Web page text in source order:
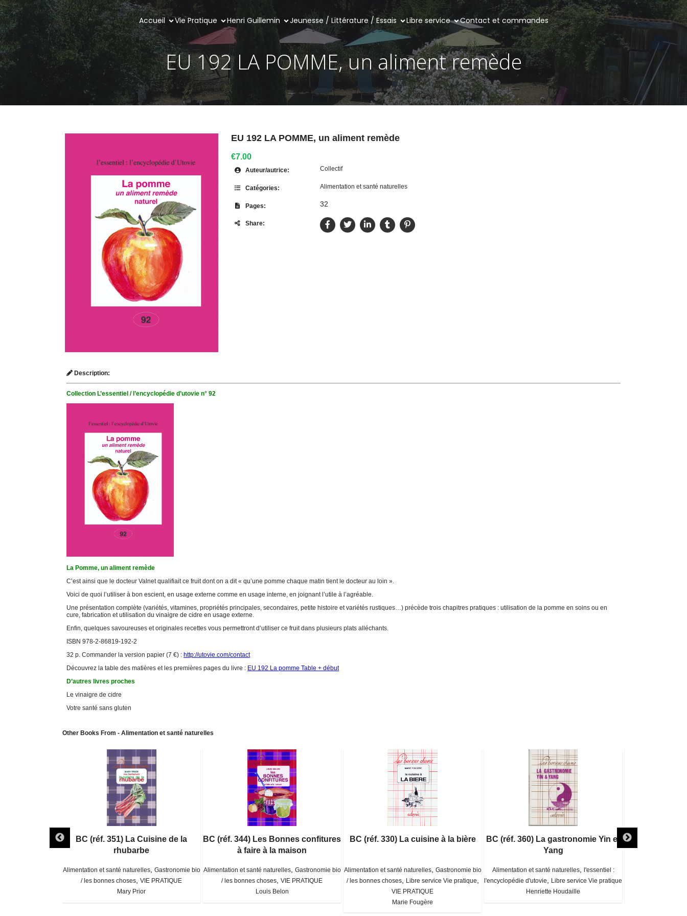
Accueil Vie Pratique Henri Guillemin Jeunesse / Littérature / Essais Libre service Contact et commandes
EU 192 LA POMME, un aliment remède
EU 192 LA POMME, un aliment remède
€7.00
Auteur/autrice: Collectif
Catégories: Alimentation et santé naturelles
Pages: 32
Share:
Description:
Collection L’essentiel / l’encyclopédie d’utovie n° 92
La Pomme, un aliment remède
C’est ainsi que le docteur Valnet qualifiait ce fruit dont on a dit « qu’une pomme chaque matin tient le docteur au loin ».
Voici de quoi l’utiliser à bon escient, en usage externe comme en usage interne, en joignant l’utile à l’agréable.
Une présentation complète (variétés, vitamines, propriétés principales, secondaires, petite histoire et variétés rustiques…) précède trois chapitres pratiques : utilisation de la pomme en soins ou en
cure, fabrication et utilisation du vinaigre de cidre en usage externe.
Enfin, quelques savoureuses et originales recettes vous permettront d’utiliser ce fruit dans plusieurs plats alléchants.
ISBN 978-2-86819-192-2
32 p. Commander la version papier (7 €) : http://utovie.com/contact
Découvrez la table des matières et les premières pages du livre : EU 192 La pomme Table + début
D’autres livres proches
Le vinaigre de cidre
Votre santé sans gluten
Other Books From - Alimentation et santé naturelles
BC (réf. 351) La Cuisine de la
rhubarbe
Alimentation et santé naturelles, Gastronomie bio
/ les bonnes choses, VIE PRATIQUE
Mary Prior
BC (réf. 344) Les Bonnes confitures
à faire à la maison
Alimentation et santé naturelles, Gastronomie bio
/ les bonnes choses, VIE PRATIQUE
Louis Belon
BC (réf. 330) La cuisine à la bière
Alimentation et santé naturelles, Gastronomie bio
/ les bonnes choses, Libre service Vie pratique,
VIE PRATIQUE
Marie Fougère
BC (réf. 360) La gastronomie Yin et
Yang
Alimentation et santé naturelles, l'essentiel :
l'encyclopédie d'utovie, Libre service Vie pratique
Henriette Houdaille
BC (réf. 345)